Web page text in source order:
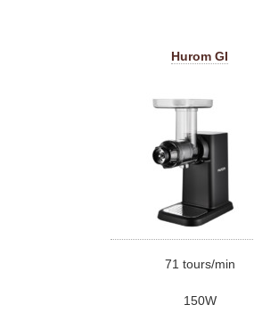
Hurom GI
71 tours/min
150W